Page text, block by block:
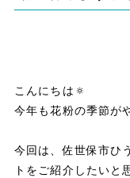
こんにちは🔅
今年も花粉の季節が
今回は、佐世保市ひ
トをご紹介したいと